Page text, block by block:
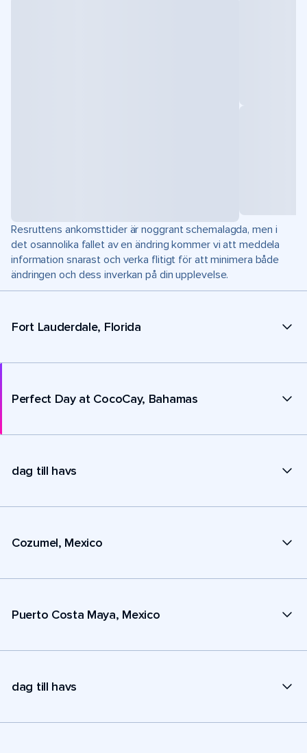
Resruttens ankomsttider är noggrant schemalagda, men i
det osannolika fallet av en ändring kommer vi att meddela
information snarast och verka flitigt för att minimera både
ändringen och dess inverkan på din upplevelse.
Fort Lauderdale, Florida
Perfect Day at CocoCay, Bahamas
dag till havs
Cozumel, Mexico
Puerto Costa Maya, Mexico
dag till havs